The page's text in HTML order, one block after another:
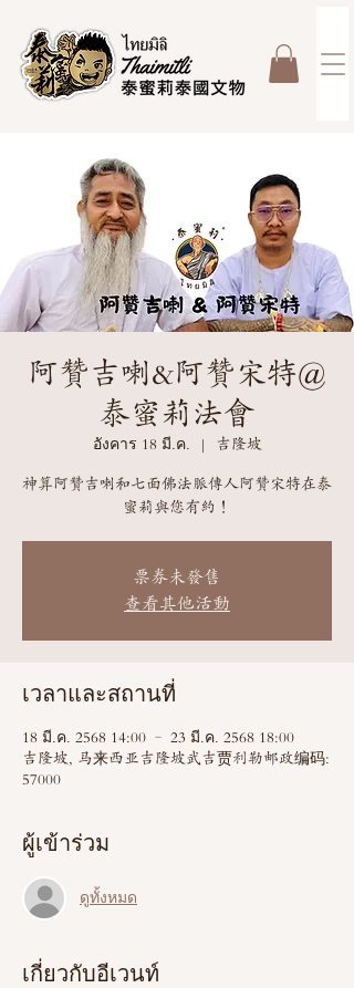
阿贊吉喇&阿贊宋特@
泰蜜莉法會
อังคาร 18 มี.ค.
  |
吉隆坡
神算阿贊吉喇和七面佛法脈傳人阿贊宋特在泰
蜜莉與您有約！
票券未發售
查看其他活動
เวลาและสถานที่
18 มี.ค. 2568 14:00 – 23 มี.ค. 2568 18:00
吉隆坡, 马来西亚吉隆坡武吉贾利勒邮政编码:
57000
ผู้เข้าร่วม
ดูทั้งหมด
เกี่ยวกับอีเวนท์